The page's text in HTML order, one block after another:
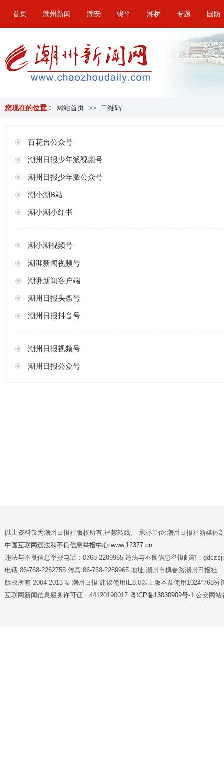
首页 潮州新闻 潮安 饶平 湘桥 专题 国防
您现在的位置 : 网站首页 >> 二维码
百花台公众号
潮州日报少年派视频号
潮州日报少年派公众号
潮小潮B站
潮小潮小红书
潮小潮视频号
潮湃新闻视频号
潮湃新闻客户端
潮州日报头条号
潮州日报抖音号
潮州日报视频号
潮州日报公众号
以上资料仅为潮州日报社版权所有,严禁转载。 承办单位:潮州日报社新媒体
中国互联网违法和不良信息举报中心:www.12377.cn
违法与不良信息举报电话：0768-2289965 违法与不良信息举报邮箱：
电话:86-768-2262755 传真:86-768-2289965 地址:潮州市枫春路潮州日报社
版权所有 2004-2013 © 潮州日报 建议使用IE8.0以上版本及使用1024*768分
互联网新闻信息服务许可证：44120190017 粤ICP备13030909号-1 公安网站